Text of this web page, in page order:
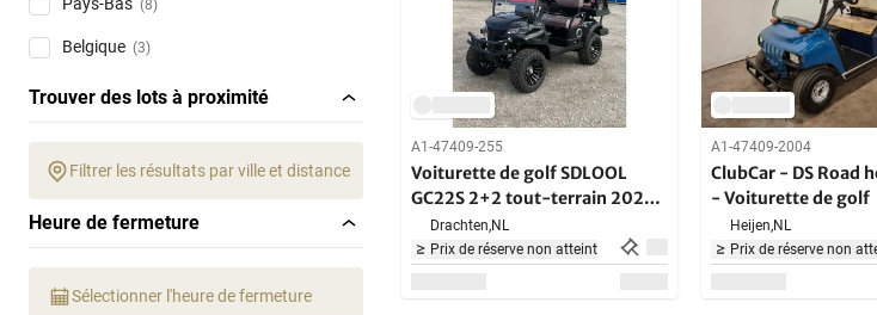
Pays-Bas (8)
Belgique (3)
Trouver des lots à proximité
Filtrer les résultats par ville et distance
Heure de fermeture
Sélectionner l'heure de fermeture
A1-47409-255
Voiturette de golf SDLOOL
GC22S 2+2 tout-terrain 2026
Voiturette noire
Drachten,NL
Prix de réserve non atteint
A1-47409-2004
ClubCar - DS Road
- Voiturette de golf
Heijen,NL
Prix de réserve non